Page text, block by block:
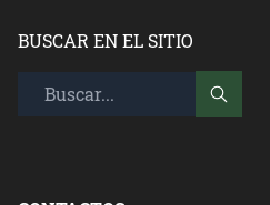
BUSCAR EN EL SITIO